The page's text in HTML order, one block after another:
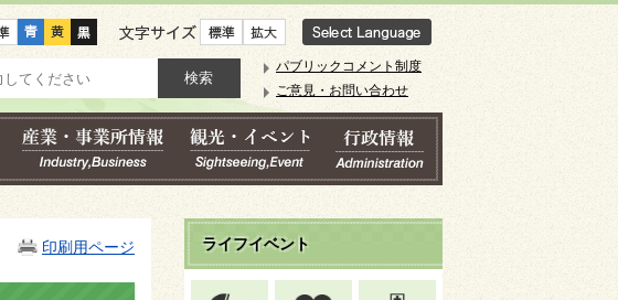
文字サイズ
パブリックコメント制度
ご意見・お問い合わせ
印刷用ページ ライフイベント